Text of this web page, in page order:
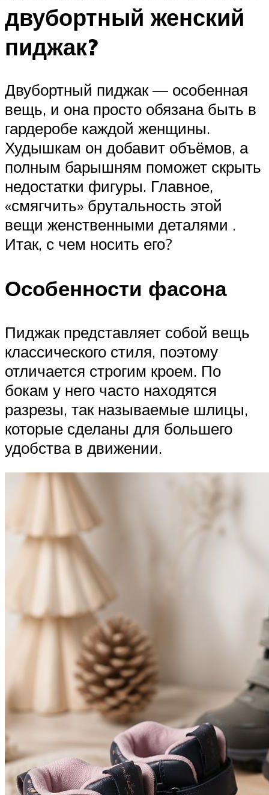
двубортный женский
пиджак?
Двубортный пиджак — особенная
вещь, и она просто обязана быть в
гардеробе каждой женщины.
Худышкам он добавит объёмов, а
полным барышням поможет скрыть
недостатки фигуры. Главное,
«смягчить» брутальность этой
вещи женственными деталями .
Итак, с чем носить его?
Особенности фасона
Пиджак представляет собой вещь
классического стиля, поэтому
отличается строгим кроем. По
бокам у него часто находятся
разрезы, так называемые шлицы,
которые сделаны для большего
удобства в движении.